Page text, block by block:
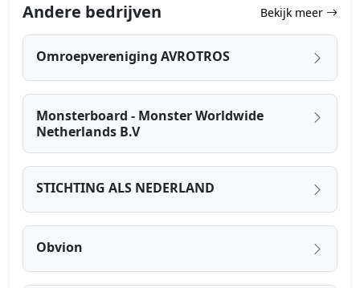
Andere bedrijven Bekijk meer
Omroepvereniging AVROTROS
Monsterboard - Monster Worldwide
Netherlands B.V
STICHTING ALS NEDERLAND
Obvion